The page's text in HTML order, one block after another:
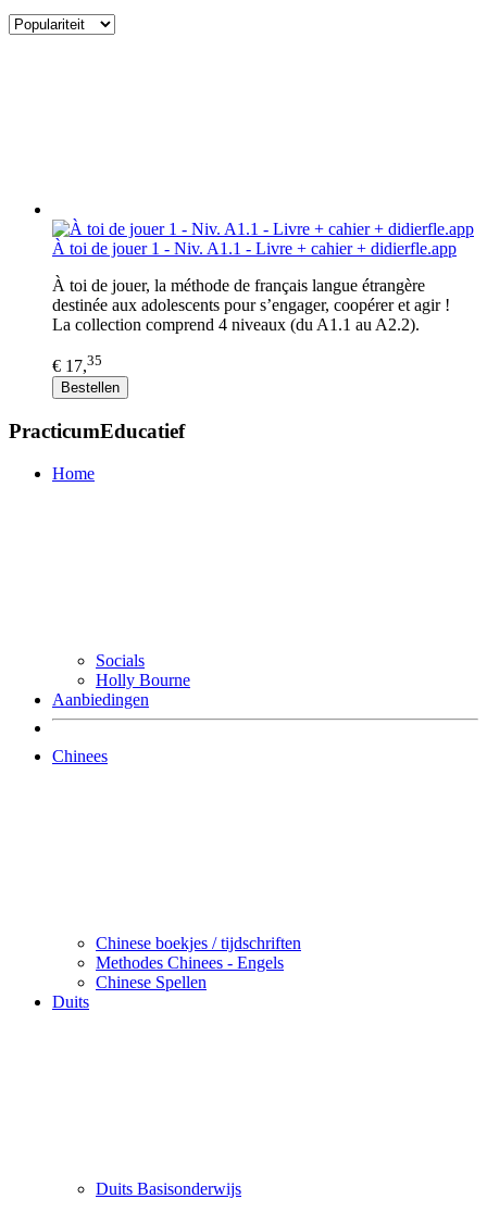
À toi de jouer 1 - Niv. A1.1 - Livre + cahier + didierfle.app
À toi de jouer, la méthode de français langue étrangère
destinée aux adolescents pour s’engager, coopérer et agir !
La collection comprend 4 niveaux (du A1.1 au A2.2).
€ 17,35
Bestellen
PracticumEducatief
Home
Socials
Holly Bourne
Aanbiedingen
Chinees
Chinese boekjes / tijdschriften
Methodes Chinees - Engels
Chinese Spellen
Duits
Duits Basisonderwijs